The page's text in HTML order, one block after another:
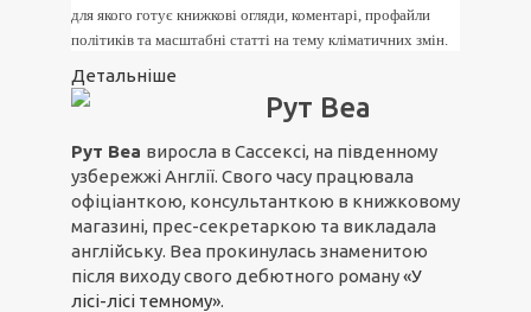
для якого готує книжкові огляди, коментарі, профайли
політиків та масштабні статті на тему кліматичних змін.
Детальніше
Рут Веа
Рут Веа виросла в Сассексі, на південному
узбережжі Англії. Свого часу працювала
офіціанткою, консультанткою в книжковому
магазині, прес-секретаркою та викладала
англійську. Веа прокинулась знаменитою
після виходу свого дебютного роману«У
лісі-лісі темному».